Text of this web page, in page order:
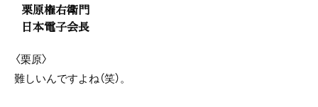
栗原権右衛門
日本電子会長
〈栗原〉
難しいんですよね（笑）。